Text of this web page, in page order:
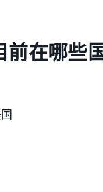
前在哪些